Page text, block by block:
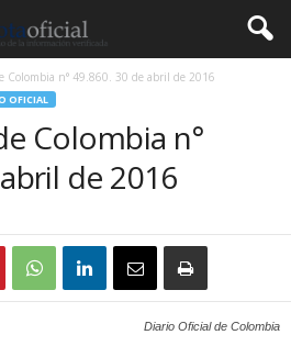
Colombia n° 49.860. 30 de abril de 2016
OFICIAL
Colombia n°
de 2016
Diario Oficial de Colombia